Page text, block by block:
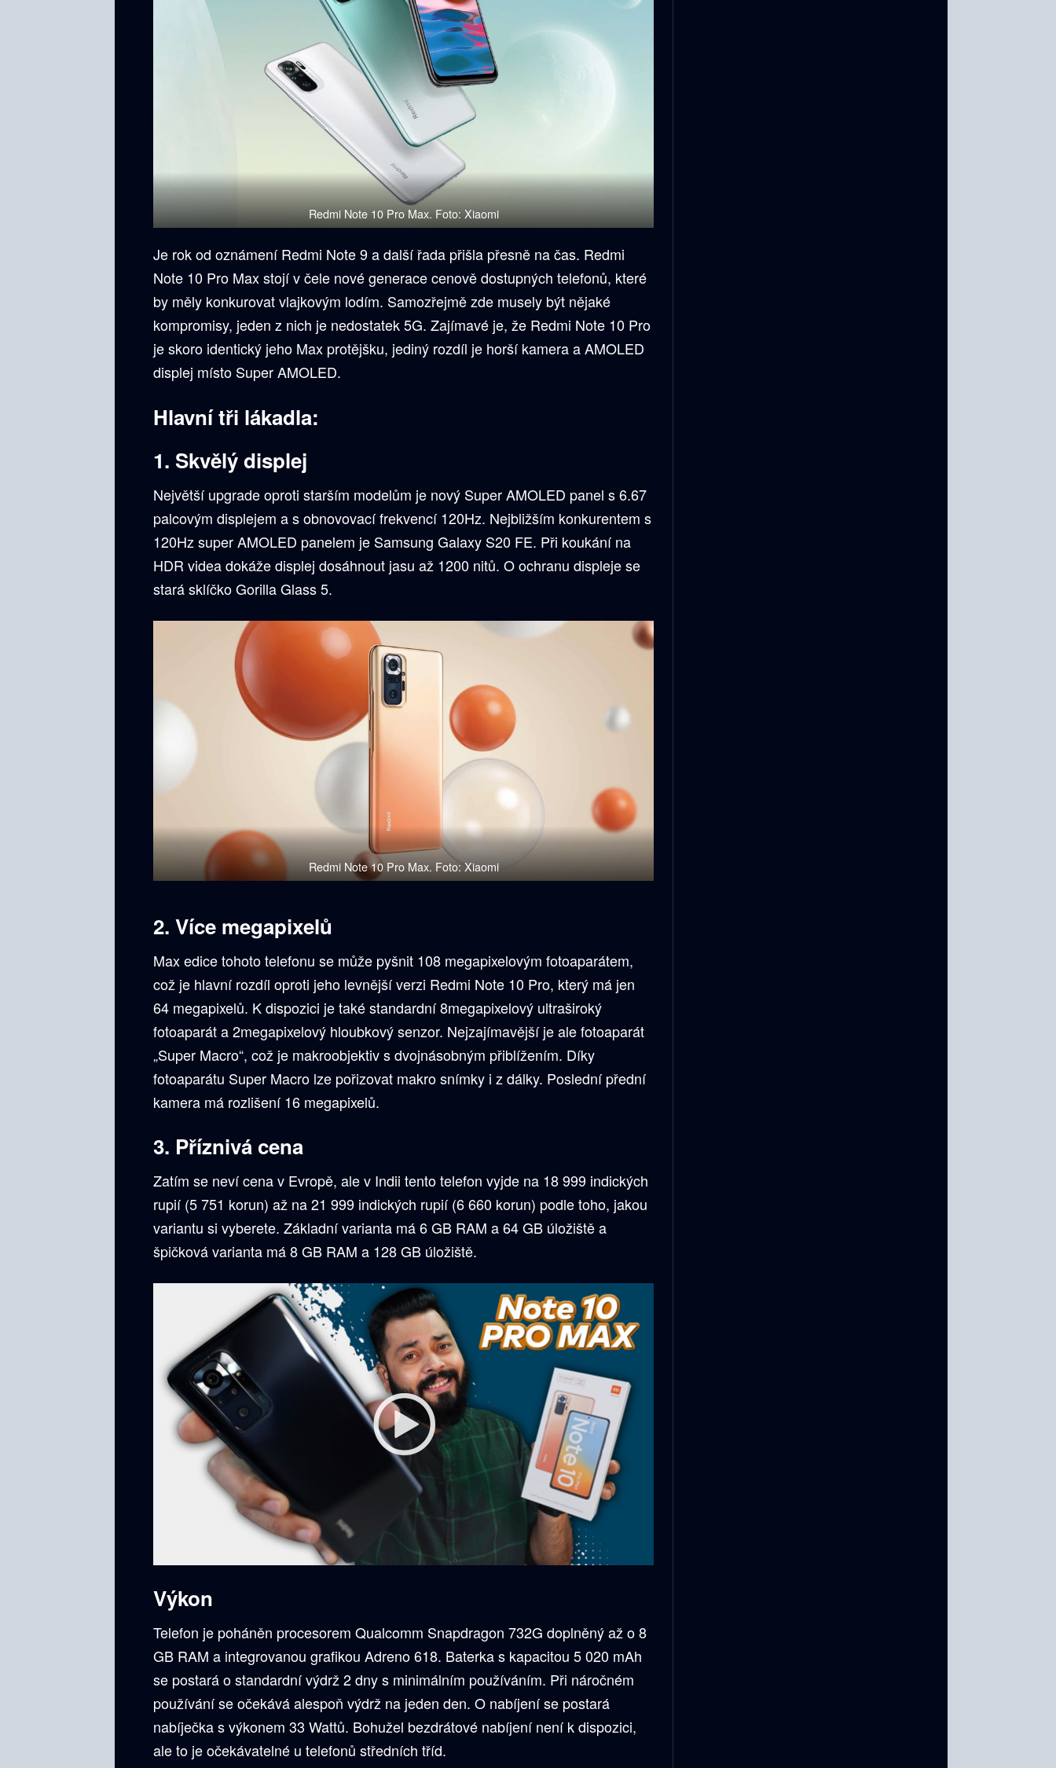
Redmi Note 10 Pro Max. Foto: Xiaomi
Je rok od oznámení Redmi Note 9 a další řada přišla přesně na čas. Redmi
Note 10 Pro Max stojí v čele nové generace cenově dostupných telefonů, které
by měly konkurovat vlajkovým lodím. Samozřejmě zde musely být nějaké
kompromisy, jeden z nich je nedostatek 5G. Zajímavé je, že Redmi Note 10 Pro
je skoro identický jeho Max protějšku, jediný rozdíl je horší kamera a AMOLED
displej místo Super AMOLED.
Hlavní tři lákadla:
1. Skvělý displej
Největší upgrade oproti starším modelům je nový Super AMOLED panel s 6.67
palcovým displejem a s obnovovací frekvencí 120Hz. Nejbližším konkurentem s
120Hz super AMOLED panelem je Samsung Galaxy S20 FE. Při koukání na
HDR videa dokáže displej dosáhnout jasu až 1200 nitů. O ochranu displeje se
stará sklíčko Gorilla Glass 5.
Redmi Note 10 Pro Max. Foto: Xiaomi
2. Více megapixelů
Max edice tohoto telefonu se může pyšnit 108 megapixelovým fotoaparátem,
což je hlavní rozdíl oproti jeho levnější verzi Redmi Note 10 Pro, který má jen
64 megapixelů. K dispozici je také standardní 8megapixelový ultraširoký
fotoaparát a 2megapixelový hloubkový senzor. Nejzajímavější je ale fotoaparát
„Super Macro“, což je makroobjektiv s dvojnásobným přiblížením. Díky
fotoaparátu Super Macro lze pořizovat makro snímky i z dálky. Poslední přední
kamera má rozlišení 16 megapixelů.
3. Příznivá cena
Zatím se neví cena v Evropě, ale v Indii tento telefon vyjde na 18 999 indických
rupií (5 751 korun) až na 21 999 indických rupií (6 660 korun) podle toho, jakou
variantu si vyberete. Základní varianta má 6 GB RAM a 64 GB úložiště a
špičková varianta má 8 GB RAM a 128 GB úložiště.
Výkon
Telefon je poháněn procesorem Qualcomm Snapdragon 732G doplněný až o 8
GB RAM a integrovanou grafikou Adreno 618. Baterka s kapacitou 5 020 mAh
se postará o standardní výdrž 2 dny s minimálním používáním. Při náročném
používání se očekává alespoň výdrž na jeden den. O nabíjení se postará
nabíječka s výkonem 33 Wattů. Bohužel bezdrátové nabíjení není k dispozici,
ale to je očekávatelné u telefonů středních tříd.